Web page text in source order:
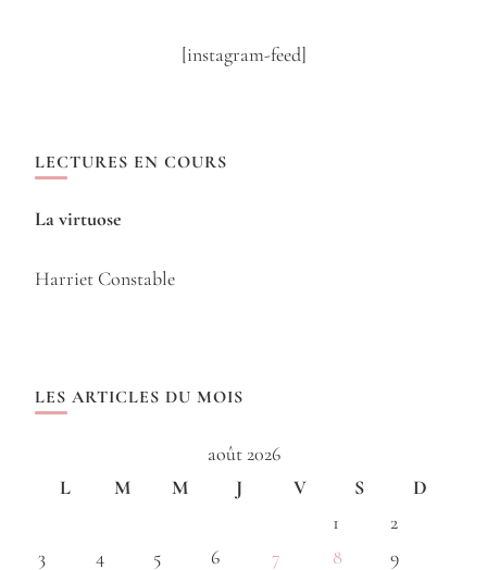
[instagram-feed]
LECTURES EN COURS
La virtuose
Harriet Constable
LES ARTICLES DU MOIS
août 2026
L
M M J V S
D
1
2
3
4 5 6 7 8
9